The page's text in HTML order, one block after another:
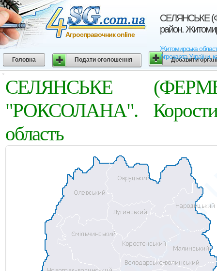
СЕЛЯНСЬКЕ
район.
Житомирська
Агрокарта України,
Агросправочник online
Головна Подати оголошення Добавити
СЕЛЯНСЬКЕ
"РОКСОЛАНА".
область